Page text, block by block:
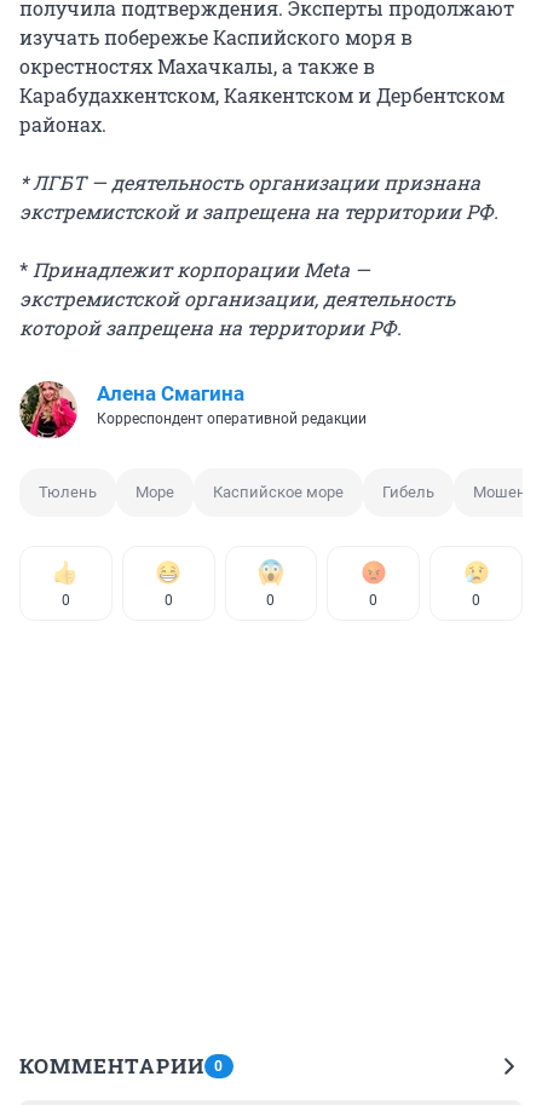
получила подтверждения. Эксперты продолжают
изучать побережье Каспийского моря в
окрестностях Махачкалы, а также в
Карабудахкентском, Каякентском и Дербентском
районах.
* ЛГБТ — деятельность организации признана
экстремистской и запрещена на территории РФ.
* Принадлежит корпорации Meta —
экстремистской организации, деятельность
которой запрещена на территории РФ.
Алена Смагина
Корреспондент оперативной редакции
Тюлень Море Каспийское море Гибель
0 0 0 0 0
КОММЕНТАРИИ 0